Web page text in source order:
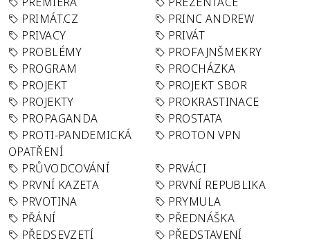
PRIMÁT.CZ
PRINC ANDREW
PRIVACY
PRIVÁT
PROBLÉMY
PROFAJNŠMEKRY
PROGRAM
PROCHÁZKA
PROJEKT
PROJEKT SBOR
PROJEKTY
PROKRASTINACE
PROPAGANDA
PROSTATA
PROTI-PANDEMICKÁ
OPATŘENÍ
PROTON VPN
PRŮVODCOVÁNÍ
PRVÁCI
PRVNÍ KAZETA
PRVNÍ REPUBLIKA
PRVOTINA
PRYMULA
PŘÁNÍ
PŘEDNÁŠKA
PŘEDSEVZETÍ
PŘEDSTAVENÍ